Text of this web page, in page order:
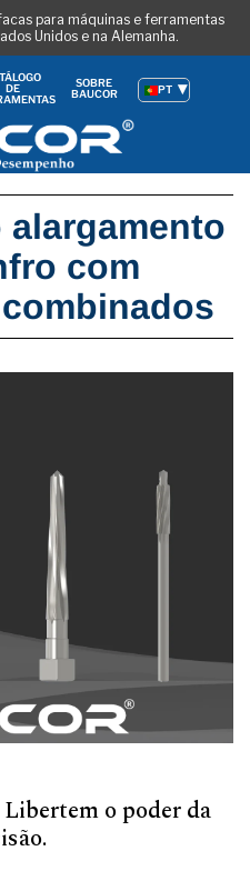
para máquinas e ferramentas
Unidos e na Alemanha.
DE
SOBRE
BAUCOR
PT
com
o poder da